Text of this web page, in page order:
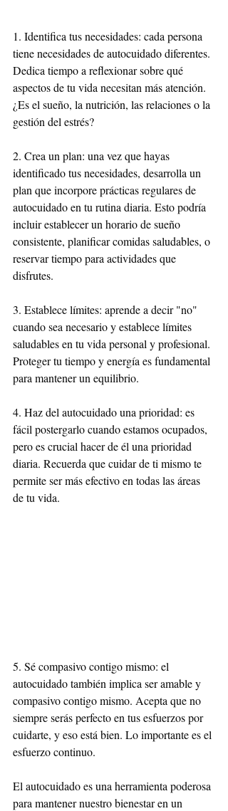
1. Identifica tus necesidades: cada persona
tiene necesidades de autocuidado diferentes.
Dedica tiempo a reflexionar sobre qué
aspectos de tu vida necesitan más atención.
¿Es el sueño, la nutrición, las relaciones o la
gestión del estrés?
2. Crea un plan: una vez que hayas
identificado tus necesidades, desarrolla un
plan que incorpore prácticas regulares de
autocuidado en tu rutina diaria. Esto podría
incluir establecer un horario de sueño
consistente, planificar comidas saludables, o
reservar tiempo para actividades que
disfrutes.
3. Establece límites: aprende a decir "no"
cuando sea necesario y establece límites
saludables en tu vida personal y profesional.
Proteger tu tiempo y energía es fundamental
para mantener un equilibrio.
4. Haz del autocuidado una prioridad: es
fácil postergarlo cuando estamos ocupados,
pero es crucial hacer de él una prioridad
diaria. Recuerda que cuidar de ti mismo te
permite ser más efectivo en todas las áreas
de tu vida.
5. Sé compasivo contigo mismo: el
autocuidado también implica ser amable y
compasivo contigo mismo. Acepta que no
siempre serás perfecto en tus esfuerzos por
cuidarte, y eso está bien. Lo importante es el
esfuerzo continuo.
El autocuidado es una herramienta poderosa
para mantener nuestro bienestar en un